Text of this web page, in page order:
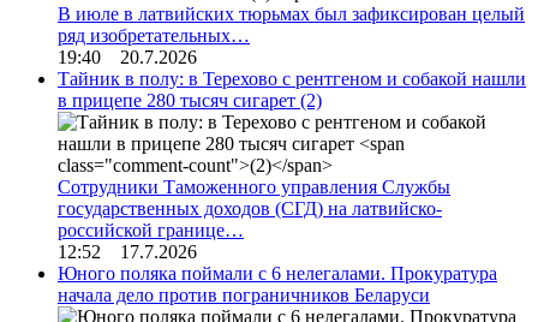
В июле в латвийских тюрьмах был зафиксирован целый
ряд изобретательных…
19:40 20.7.2026
Тайник в полу: в Терехово с рентгеном и собакой нашли
в прицепе 280 тысяч сигарет (2)
Сотрудники Таможенного управления Службы
государственных доходов (СГД) на латвийско-
российской границе…
12:52 17.7.2026
Юного поляка поймали с 6 нелегалами. Прокуратура
начала дело против пограничников Беларуси